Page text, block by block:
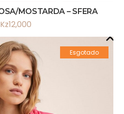
MOSTARDA – SFERA
Kz12,000
Esgotado